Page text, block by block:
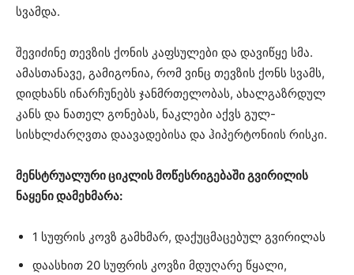
სვამდა.
შევიძინე თევზის ქონის კაფსულები და დავიწყე სმა.
ამასთანავე, გამიგონია, რომ ვინც თევზის ქონს სვამს,
დიდხანს ინარჩუნებს ჯანმრთელობას, ახალგაზრდულ
კანს და ნათელ გონებას, ნაკლები აქვს გულ-
სისხლძარღვთა დაავადებისა და ჰიპერტონიის რისკი.
მენსტრუალური ციკლის მოწესრიგებაში გვირილის
ნაყენი დამეხმარა:
1 სუფრის კოვზ გამხმარ, დაქუცმაცებულ გვირილას
დაასხით 20 სუფრის კოვზი მდუღარე წყალი,